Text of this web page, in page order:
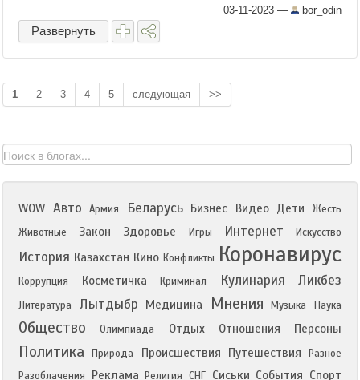
меня. Да я в нее фактически и не ходил.
Прогуливал ...
03-11-2023 — bor_odin
Развернуть
1 2 3 4 5 следующая >>
WOW Авто Армия Беларусь Бизнес Видео Дети
Жесть
Животные
Закон Здоровье Игры Интернет Искусство
История Казахстан Кино Конфликты Коронавирус
Коррупция Косметичка Криминал Кулинария Ликбез
Литература Лытдыбр Медицина Мнения Музыка Наука
Общество Олимпиада Отдых Отношения Персоны
Политика Природа Происшествия Путешествия
Разное
Разоблачения
Реклама Религия СНГ Сиськи События Спорт